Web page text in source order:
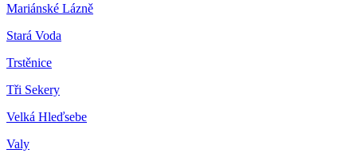
Mariánské Lázně
Stará Voda
Trstěnice
Tři Sekery
Velká Hleďsebe
Valy